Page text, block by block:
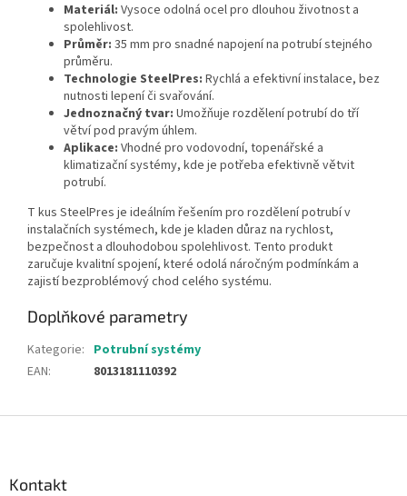
Materiál: Vysoce odolná ocel pro dlouhou životnost a
spolehlivost.
Průměr: 35 mm pro snadné napojení na potrubí stejného
průměru.
Technologie SteelPres: Rychlá a efektivní instalace, bez
nutnosti lepení či svařování.
Jednoznačný tvar: Umožňuje rozdělení potrubí do tří
větví pod pravým úhlem.
Aplikace: Vhodné pro vodovodní, topenářské a
klimatizační systémy, kde je potřeba efektivně větvit
potrubí.
T kus SteelPres je ideálním řešením pro rozdělení potrubí v
instalačních systémech, kde je kladen důraz na rychlost,
bezpečnost a dlouhodobou spolehlivost. Tento produkt
zaručuje kvalitní spojení, které odolá náročným podmínkám a
zajistí bezproblémový chod celého systému.
Doplňkové parametry
Kategorie: Potrubní systémy
EAN: 8013181110392
Kontakt